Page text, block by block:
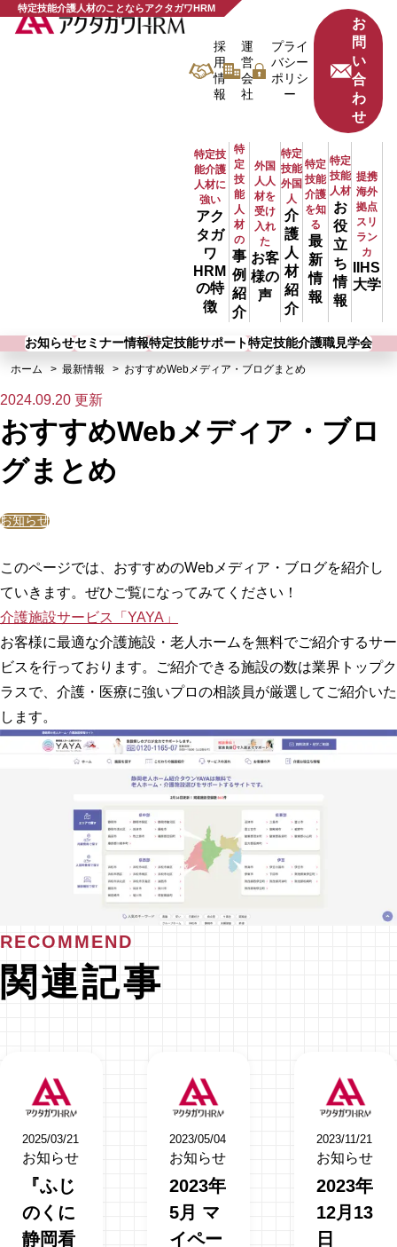
特定技能介護人材のことならアクタガワHRM
採
用
情
報
運
営
会
社
プライ
バシー
ポリシ
ー
お
問
い
合
わ
せ
特定技
能介護
人材に
強い
アク
タガ
ワ
HRM
の特
徴
特
定
技
能
人
材
の
事
例
紹
介
外国
人人
材を
受け
入れ
た
お客
様の
声
特定
技能
外国
人
介
護
人
材
紹
介
特定
技能
介護
を知
る
最
新
情
報
特定
技能
人材
お
役
立
ち
情
報
提携
海外
拠点
スリ
ラン
カ
IIHS
大学
お知らせセミナー情報特定技能サポート特定技能介護職見学会
ホーム 最新情報 おすすめWebメディア・ブログまとめ
2024.09.20 更新
おすすめWebメディア・ブロ
グまとめ
お知らせ
このページでは、おすすめのWebメディア・ブログを紹介し
ていきます。ぜひご覧になってみてください！
介護施設サービス「YAYA」
お客様に最適な介護施設・老人ホームを無料でご紹介するサー
ビスを行っております。ご紹介できる施設の数は業界トップク
ラスで、介護・医療に強いプロの相談員が厳選してご紹介いた
します。
RECOMMEND
関連記事
2025/03/21
お知らせ
『ふじ
のくに
静岡看
2023/05/04
お知らせ
2023年
5月 マ
イペー
2023/11/21
お知らせ
2023年
12月13
日